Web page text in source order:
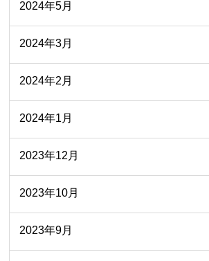
2024年5月
2024年3月
2024年2月
2024年1月
2023年12月
2023年10月
2023年9月